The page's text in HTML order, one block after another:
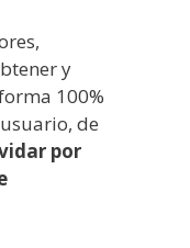
y
100%
de
por